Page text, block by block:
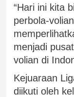
“Hari ini kita
perbola-
menjadi
volian di
Kejuaraan
diikuti oleh